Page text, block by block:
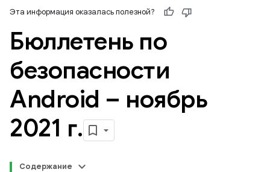
Эта информация оказалась полезной?
Бюллетень по
безопасности
Android – ноябрь
2021 г.
Содержание